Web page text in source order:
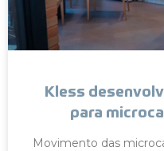
Kless
para
Movimento das